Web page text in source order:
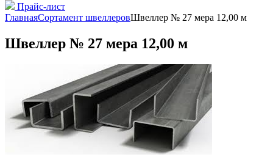
Прайс-лист
ГлавнаяСортамент швеллеровШвеллер № 27 мера 12,00 м
Швеллер № 27 мера 12,00 м